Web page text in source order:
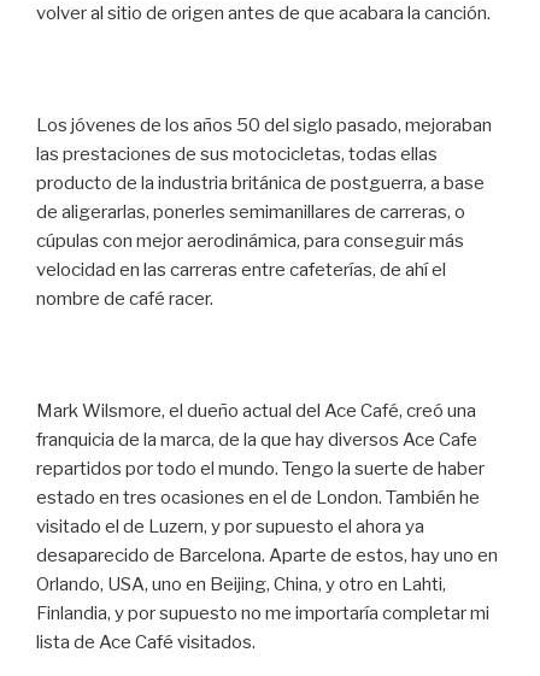
volver al sitio de origen antes de que acabara la canción.
Los jóvenes de los años 50 del siglo pasado, mejoraban
las prestaciones de sus motocicletas, todas ellas
producto de la industria británica de postguerra, a base
de aligerarlas, ponerles semimanillares de carreras, o
cúpulas con mejor aerodinámica, para conseguir más
velocidad en las carreras entre cafeterías, de ahí el
nombre de café racer.
Mark Wilsmore, el dueño actual del Ace Café, creó una
franquicia de la marca, de la que hay diversos Ace Cafe
repartidos por todo el mundo. Tengo la suerte de haber
estado en tres ocasiones en el de London. También he
visitado el de Luzern, y por supuesto el ahora ya
desaparecido de Barcelona. Aparte de estos, hay uno en
Orlando, USA, uno en Beijing, China, y otro en Lahti,
Finlandia, y por supuesto no me importaría completar mi
lista de Ace Café visitados.